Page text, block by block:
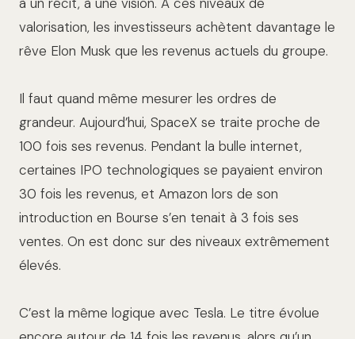
valorisation, les investisseurs achètent davantage le
rêve Elon Musk que les revenus actuels du groupe.
Il faut quand même mesurer les ordres de
grandeur. Aujourd’hui, SpaceX se traite proche de
100 fois ses revenus. Pendant la bulle internet,
certaines IPO technologiques se payaient environ
30 fois les revenus, et Amazon lors de son
introduction en Bourse s’en tenait à 3 fois ses
ventes. On est donc sur des niveaux extrêmement
élevés.
C’est la même logique avec Tesla. Le titre évolue